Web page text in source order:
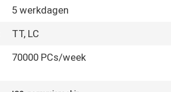
5 werkdagen
TT, LC
70000 PCs/week